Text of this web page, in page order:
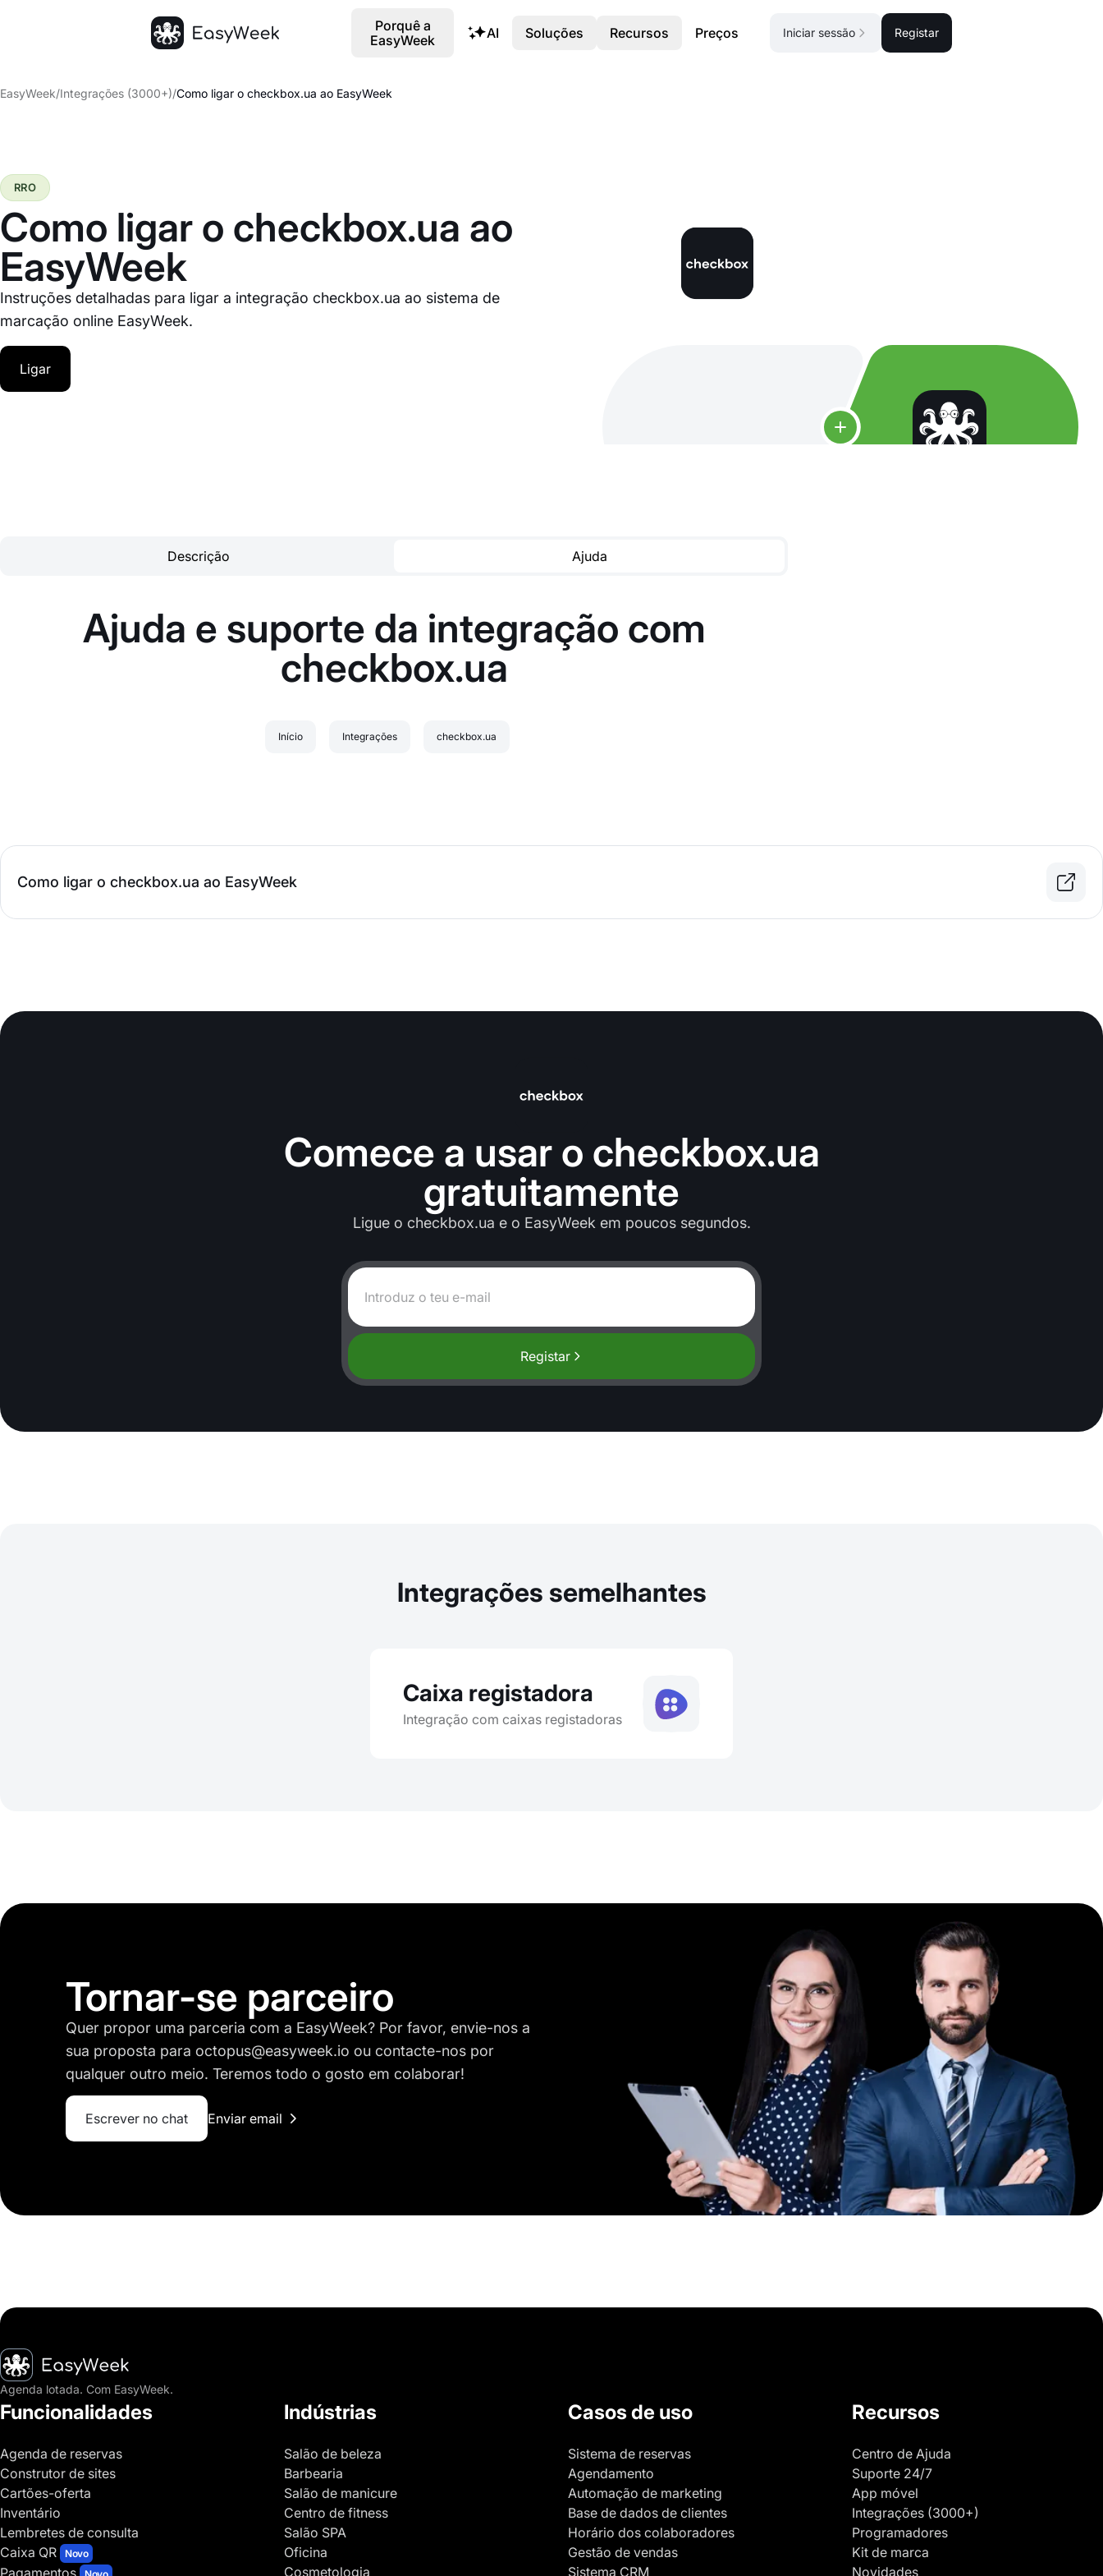
EasyWeek/Integrações (3000+)/Como ligar o checkbox.ua ao EasyWeek
Como ligar o checkbox.ua ao
EasyWeek
Instruções detalhadas para ligar a integração checkbox.ua ao sistema de
marcação online EasyWeek.
RRO
Ligar
Descrição Ajuda
Ajuda e suporte da integração com
checkbox.ua
Início Integrações checkbox.ua
Como ligar o checkbox.ua ao EasyWeek
Comece a usar o checkbox.ua
gratuitamente
Ligue o checkbox.ua e o EasyWeek em poucos segundos.
Registar
Integrações semelhantes
Caixa registadora
Integração com caixas registadoras
Tornar-se parceiro
Quer propor uma parceria com a EasyWeek? Por favor, envie-nos a
sua proposta para octopus@easyweek.io ou contacte-nos por
qualquer outro meio. Teremos todo o gosto em colaborar!
Escrever no chat Enviar email
Porquê a
EasyWeek
AI Soluções Recursos Preços Iniciar sessão Registar
Página inicial
Agenda lotada. Com EasyWeek.
Funcionalidades
Agenda de reservas
Construtor de sites
Cartões-oferta
Inventário
Lembretes de consulta
Caixa QR
Novo
Pagamentos
Indústrias
Salão de beleza
Barbearia
Salão de manicure
Centro de fitness
Salão SPA
Oficina
Cosmetologia
Casos de uso
Sistema de reservas
Agendamento
Automação de marketing
Base de dados de clientes
Horário dos colaboradores
Gestão de vendas
Sistema CRM
Recursos
Centro de Ajuda
Suporte 24/7
App móvel
Integrações (3000+)
Programadores
Kit de marca
Novidades